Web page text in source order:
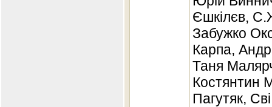
Єшкілєв,
Забужко
Карпа,
Таня
Костянтин
Пагутяк, Сві